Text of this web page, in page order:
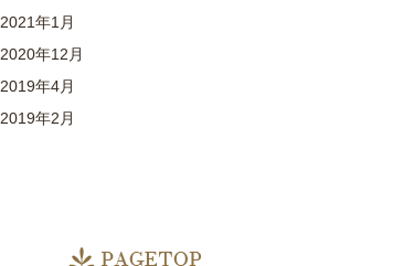
2021年1月
2020年12月
2019年4月
2019年2月